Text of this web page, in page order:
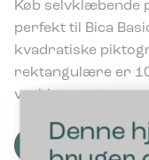
Denne
Køb selvklæbende
perfekt til Bica
kvadratiske
rektangulære er
vaskbare og
Se alle